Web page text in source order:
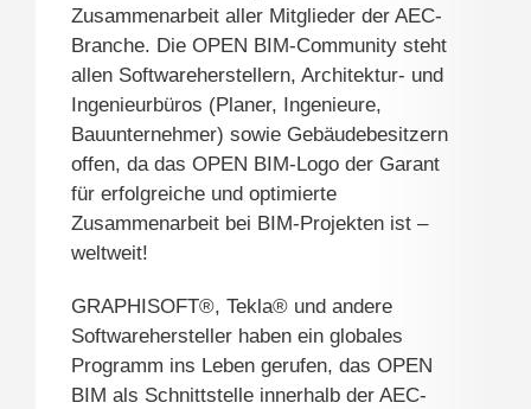
Zusammenarbeit aller Mitglieder der AEC-
Branche. Die OPEN BIM-Community steht
allen Softwareherstellern, Architektur- und
Ingenieurbüros (Planer, Ingenieure,
Bauunternehmer) sowie Gebäudebesitzern
offen, da das OPEN BIM-Logo der Garant
für erfolgreiche und optimierte
Zusammenarbeit bei BIM-Projekten ist –
weltweit!
GRAPHISOFT®, Tekla® und andere
Softwarehersteller haben ein globales
Programm ins Leben gerufen, das OPEN
BIM als Schnittstelle innerhalb der AEC-